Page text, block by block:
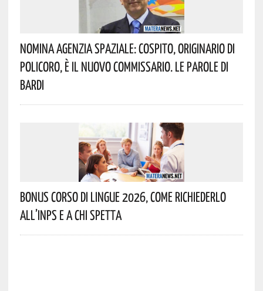
Nomina Agenzia Spaziale: Cospito, Originario Di
Policoro, È Il Nuovo Commissario. Le Parole Di
Bardi
Bonus Corso Di Lingue 2026, Come Richiederlo
All’INPS E A Chi Spetta